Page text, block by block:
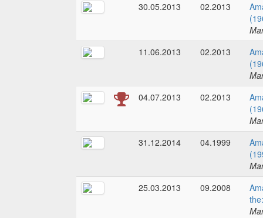
30.05.2013
02.2013
11.06.2013
02.2013
04.07.2013
02.2013
31.12.2014
04.1999
25.03.2013
09.2008